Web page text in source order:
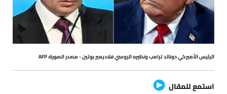
الرئيس الأميركي دونالد ترامب ونظيره الروسي فلاديمير بوتين - مصدر الصورة: AFP
استمع للمقال